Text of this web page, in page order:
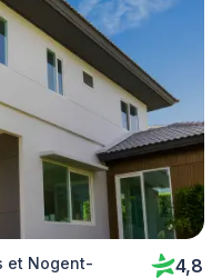
et Nogent-
4,8